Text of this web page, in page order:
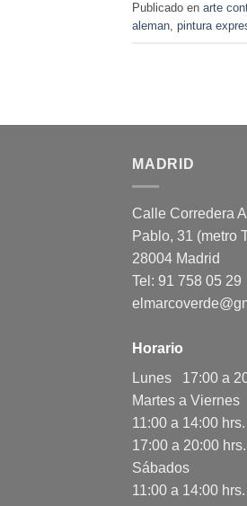
Publicado en arte
aleman, pintura
MADRID
Calle Corredera
Pablo, 31 (metro
28004 Madrid
Tel: 91 758 05 29
Horario
Lunes 17:00 a
Martes a Viernes
11:00 a 14:00
17:00 a 20:00 hrs.
Sábados
11:00 a 14:00